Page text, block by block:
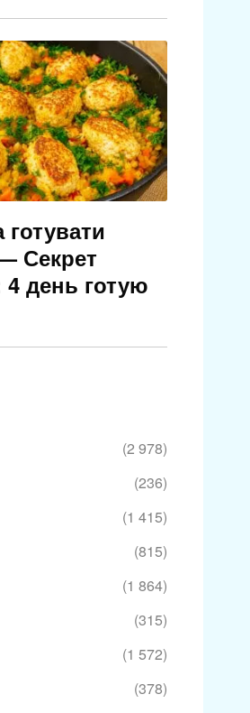
Секрет
4 день готую
(2 978)
(236)
(1 415)
(815)
(1 864)
(315)
(1 572)
(378)